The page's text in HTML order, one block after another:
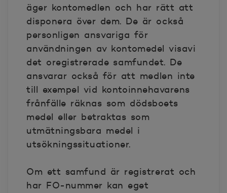
äger kontomedlen och har rätt att
disponera över dem. De är också
personligen ansvariga för
användningen av kontomedel visavi
det oregistrerade samfundet. De
ansvarar också för att medlen inte
till exempel vid kontoinnehavarens
frånfälle räknas som dödsboets
medel eller betraktas som
utmätningsbara medel i
utsökningssituationer.
Om ett samfund är registrerat och
har FO-nummer kan eget